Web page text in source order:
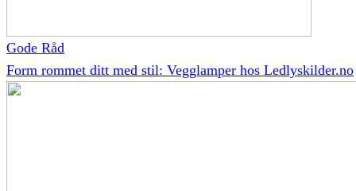
Gode Råd
Form rommet ditt med stil: Vegglamper hos Ledlyskilder.no